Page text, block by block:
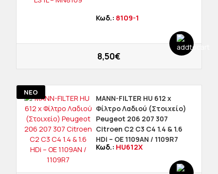
Κωδ.: 8109-1
8,50€
ΝΕΟ
MANN-FILTER HU 612 x
Φίλτρο Λαδιού (Στοιχείο)
Peugeot 206 207 307
Citroen C2 C3 C4 1.4 & 1.6
HDi – OE 1109AN / 1109R7
Κωδ.: HU612X